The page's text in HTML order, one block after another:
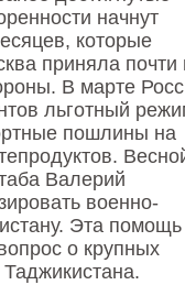
начнут
которые
приняла почти
В марте
льготный
пошлины на
Валерий
военно-
Эта
о крупных